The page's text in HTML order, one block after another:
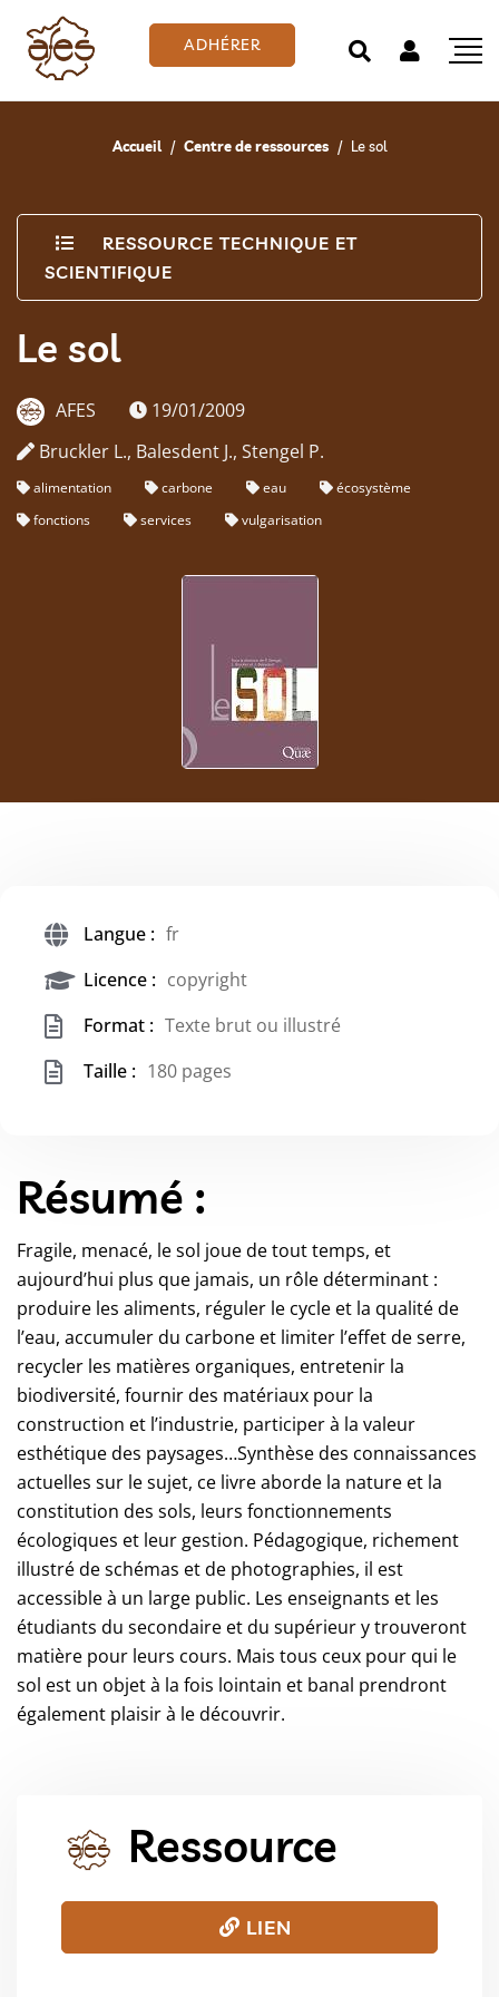
ADHÉRER
Accueil Centre de ressources Le sol
RESSOURCE TECHNIQUE ET
SCIENTIFIQUE
Le sol
AFES
19/01/2009
Bruckler L., Balesdent J., Stengel P.
alimentation carbone eau
écosystème
fonctions
services vulgarisation
Langue : fr
Licence : copyright
Format : Texte brut ou illustré
Taille : 180 pages
Résumé :
Fragile, menacé, le sol joue de tout temps, et
aujourd’hui plus que jamais, un rôle déterminant :
produire les aliments, réguler le cycle et la qualité de
l’eau, accumuler du carbone et limiter l’effet de serre,
recycler les matières organiques, entretenir la
biodiversité, fournir des matériaux pour la
construction et l’industrie, participer à la valeur
esthétique des paysages…Synthèse des connaissances
actuelles sur le sujet, ce livre aborde la nature et la
constitution des sols, leurs fonctionnements
écologiques et leur gestion. Pédagogique, richement
illustré de schémas et de photographies, il est
accessible à un large public. Les enseignants et les
étudiants du secondaire et du supérieur y trouveront
matière pour leurs cours. Mais tous ceux pour qui le
sol est un objet à la fois lointain et banal prendront
également plaisir à le découvrir.
Ressource
LIEN